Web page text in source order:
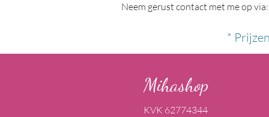
Neem gerust contact met me op via:
*
Mihashop
KVK 62774344